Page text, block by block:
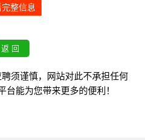
整信息
须谨慎，网站对此不承担任何
能为您带来更多的便利！